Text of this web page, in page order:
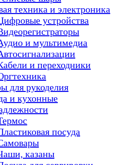
техника и электроника
устройства
и мультимедиа
и переходники
для рукоделия
и кухонные
посуда
казаны